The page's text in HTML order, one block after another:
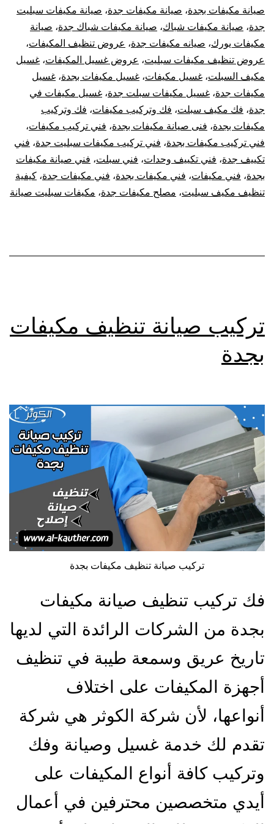
صيانة مكيفات بجدة، صيانة مكيفات جدة، صيانة مكيفات سبليت
جدة، صيانة مكيفات شباك، صيانة مكيفات شباك جدة، صيانة
مكيفات يورك، صيانه مكيفات جدة، عروض تنظيف المكيفات،
عروض تنظيف مكيفات سبليت، عروض غسيل المكيفات، غسيل
مكيف السبلت، غسيل مكيفات، غسيل مكيفات بجدة، غسيل
مكيفات جدة، غسيل مكيفات سبلت جدة، غسيل مكيفات في
جدة، فك مكيف سبلت، فك وتركيب مكيفات، فك وتركيب
مكيفات بجدة، فنى صيانة مكيفات بجدة، فني تركيب مكيفات،
فني تركيب مكيفات بجدة، فني تركيب مكيفات سبليت جدة، فني
تكييف جدة، فني تكييف وحدات، فني سبلت، فني صيانة مكيفات
بجدة، فني مكيفات، فني مكيفات بجدة، فني مكيفات جدة، كيفية
تنظيف مكيف سبليت، مصلح مكيفات جدة، مكيفات سبليت صيانة
تركيب صيانة تنظيف مكيفات
بجدة
تركيب صيانة تنظيف مكيفات بجدة
فك تركيب تنظيف صيانة مكيفات
بجدة من الشركات الرائدة التي لديها
تاريخ عريق وسمعة طيبة في تنظيف
أجهزة المكيفات على اختلاف
أنواعها، لأن شركة الكوثر هي شركة
تقدم لك خدمة غسيل وصيانة وفك
وتركيب كافة أنواع المكيفات على
أيدي متخصصين محترفين في أعمال